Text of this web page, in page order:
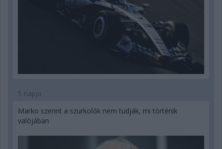
5 napja
Marko szerint a szurkolók nem tudják, mi történik
valójában